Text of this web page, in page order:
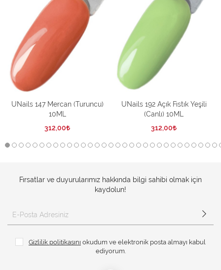
UNails 147 Mercan (Turuncu)
10ML
312,00
UNails 192 Açık Fıstık Yeşili
(Canlı) 10ML
312,00
Fırsatlar ve duyurularımız hakkında bilgi sahibi olmak için
kaydolun!
Gizlilik politikasını okudum ve elektronik posta almayı kabul
ediyorum.